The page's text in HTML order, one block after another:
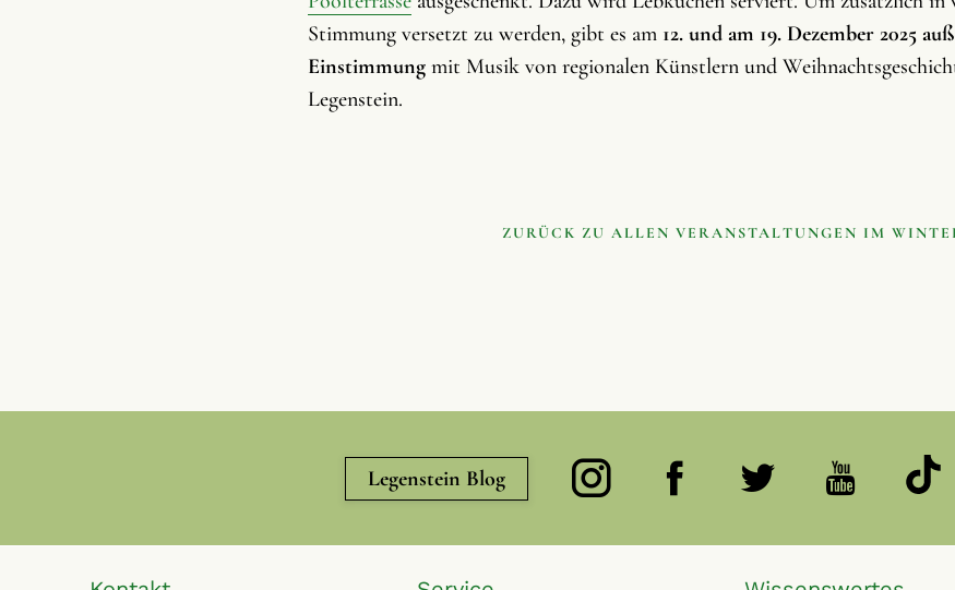
Stimmung versetzt zu werden, gibt es am 12. und am 19. Dezember 2025
Einstimmung mit Musik von regionalen Künstlern und
Legenstein.
ZURÜCK ZU ALLEN VERANSTALTUNGEN IM
Legenstein Blog